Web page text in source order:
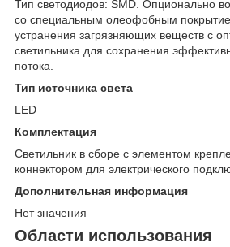
Тип светодиодов: SMD. Опционально
со специальным олеофобным
устранения загрязняющих веществ с
светильника для сохранения
потока.
Тип источника света
LED
Комплектация
Светильник в сборе c элементом
коннектором для электрического
Дополнительная информация
Нет значения
Области использования